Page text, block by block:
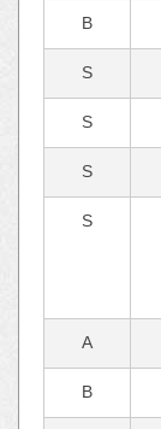
B
S
S
S
S
A
B